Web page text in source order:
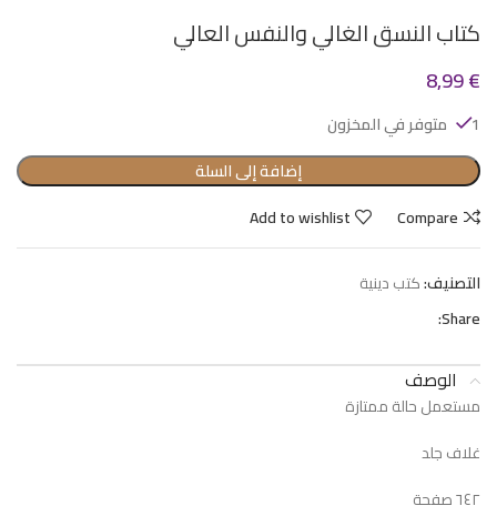
كتاب النسق الغالي والنفس العالي
8,99€
1 متوفر في المخزون
إضافة إلى السلة
Compare
Add to wishlist
التصنيف:كتب دينية
Share:
الوصف
مستعمل حالة ممتازة
غلاف جلد
٦٤٢ صفحة